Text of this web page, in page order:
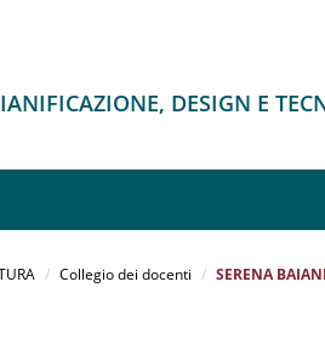
DESIGN E
Collegio dei docenti SERENA BAIANI